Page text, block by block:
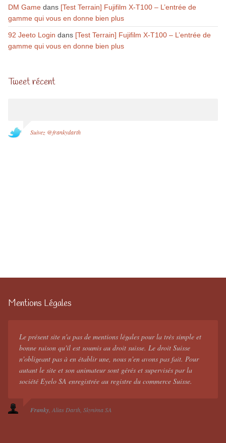
DM Gamedans [Test Terrain] Fujifilm X-T100 – L’entrée de
gamme qui vous en donne bien plus
92 Jeeto Login dans [Test Terrain] Fujifilm X-T100 – L’entrée de
gamme qui vous en donne bien plus
Tweet récent
Suivez @frankydarth
Mentions Légales
Le présent site n'a pas de mentions légales pour la très simple et
bonne raison qu'il est soumis au droit suisse. Le droit Suisse
n'obligeant pas à en établir une, nous n'en avons pas fait. Pour
autant le site et son animateur sont gérés et supervisés par la
société Eyelo SA enregistrée au registre du commerce Suisse.
Franky Alias Darth Skynima SA